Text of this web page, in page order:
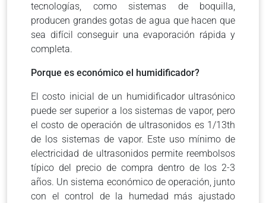
tecnologías, como sistemas de boquilla,
producen grandes gotas de agua que hacen que
sea difícil conseguir una evaporación rápida y
completa.
Porque es económico el humidificador?
El costo inicial de un humidificador ultrasónico
puede ser superior a los sistemas de vapor, pero
el costo de operación de ultrasonidos es 1/13th
de los sistemas de vapor. Este uso mínimo de
electricidad de ultrasonidos permite reembolsos
típico del precio de compra dentro de los 2-3
años. Un sistema económico de operación, junto
con el control de la humedad más ajustado